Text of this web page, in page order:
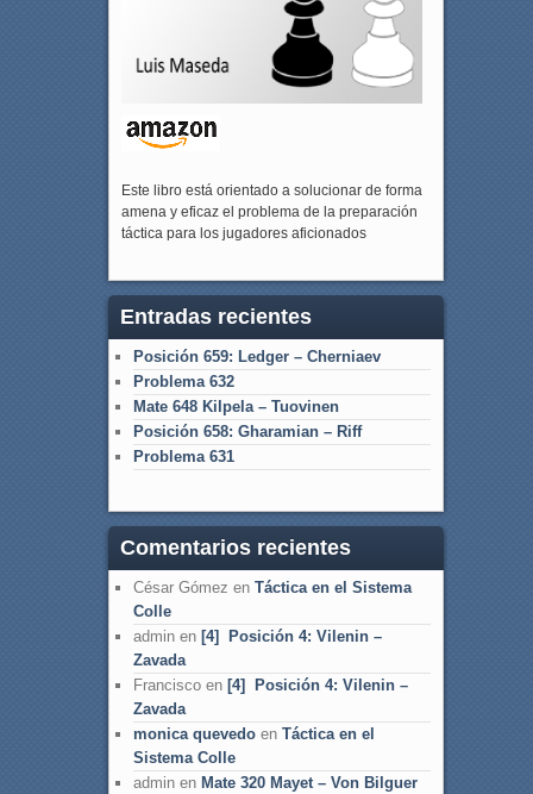
Este libro está orientado a solucionar de forma
amena y eficaz el problema de la preparación
táctica para los jugadores aficionados
Entradas recientes
Posición 659: Ledger – Cherniaev
Problema 632
Mate 648 Kilpela – Tuovinen
Posición 658: Gharamian – Riff
Problema 631
Comentarios recientes
César Gómez en Táctica en el Sistema
Colle
adminen [4] Posición 4: Vilenin –
Zavada
Franciscoen [4] Posición 4: Vilenin –
Zavada
monica quevedoen Táctica en el
Sistema Colle
adminen Mate 320 Mayet – Von Bilguer